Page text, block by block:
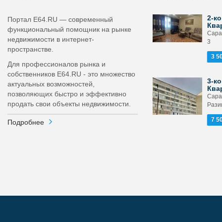
Портал E64.RU — современный
функциональный помощник на рынке
недвижимости в интернет-
пространстве.
Для профессионалов рынка и
собственников E64.RU - это множество
актуальных возможностей,
позволяющих быстро и эффективно
продать свои объекты недвижимости.
Подробнее
2-
3
3
3-
7